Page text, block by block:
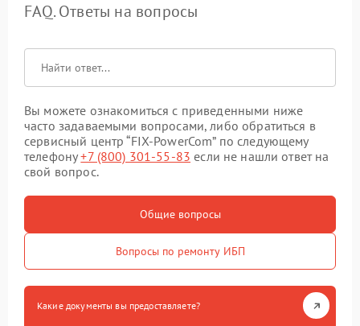
FAQ. Ответы на вопросы
Вы можете ознакомиться с приведенными ниже
часто задаваемыми вопросами, либо обратиться в
сервисный центр “FIX-PowerCom” по следующему
телефону+7 (800) 301-55-83 если не нашли ответ на
свой вопрос.
Общие вопросы
Вопросы по ремонту ИБП
Какие документы вы предоставляете?